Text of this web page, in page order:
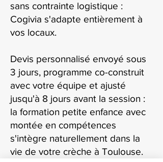
sans contrainte logistique :
Cogivia s'adapte entièrement à
vos locaux.
Devis personnalisé envoyé sous
3 jours, programme co-construit
avec votre équipe et ajusté
jusqu'à 8 jours avant la session :
la formation petite enfance avec
montée en compétences
s'intègre naturellement dans la
vie de votre crèche à Toulouse.